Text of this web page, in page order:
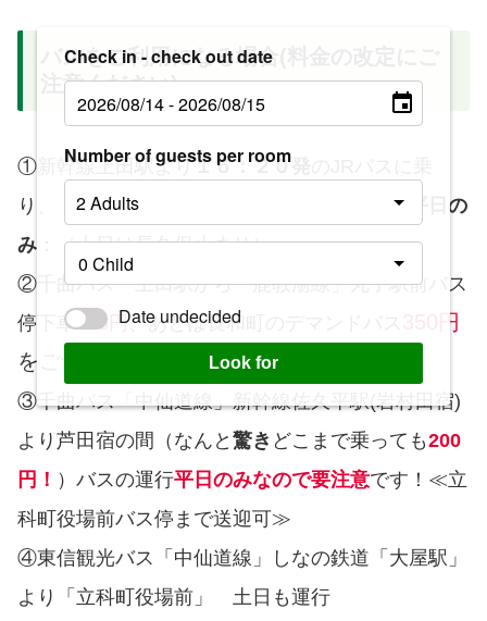
バスをご利用になる場合(料金の改定にご
注意ください)
①新幹線上田駅より１６：２０発
り、「信濃岩井バス停」で降りてください。
平日の
み ：（土日は長久保止まり）
②千曲バス 上田駅から「鹿教湯線」丸子駅前バス
停下車400円、あとは長和町のデマンドバス 350円
をご予約ください。
③千曲バス「中仙道線」新幹線佐久平駅(岩村田宿)
より芦田宿の間（なんと 驚き どこまで乗っても200
円！ ）バスの運行平日のみなので要注意です！≪立
科町役場前バス停まで送迎可≫
④東信観光バス「中仙道線」しなの鉄道「大屋駅」
より「立科町役場前」 土日も運行
Check in - check out date
Number of guests per room
Look for
Date undecided